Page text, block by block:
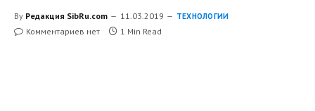
By Редакция SibRu.com 11.03.2019 ТЕХНОЛОГИИ
Комментариев нет 1 Min Read